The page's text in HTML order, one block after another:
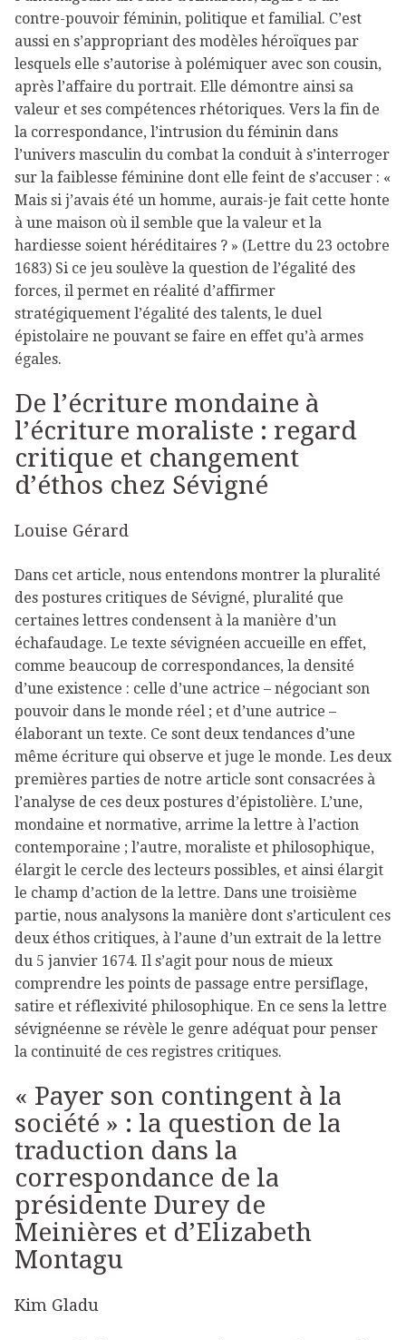
contre-pouvoir féminin, politique et familial. C’est
aussi en s’appropriant des modèles héroïques par
lesquels elle s’autorise à polémiquer avec son cousin,
après l’affaire du portrait. Elle démontre ainsi sa
valeur et ses compétences rhétoriques. Vers la fin de
la correspondance, l’intrusion du féminin dans
l’univers masculin du combat la conduit à s’interroger
sur la faiblesse féminine dont elle feint de s’accuser : «
Mais si j’avais été un homme, aurais-je fait cette honte
à une maison où il semble que la valeur et la
hardiesse soient héréditaires ? » (Lettre du 23 octobre
1683) Si ce jeu soulève la question de l’égalité des
forces, il permet en réalité d’affirmer
stratégiquement l’égalité des talents, le duel
épistolaire ne pouvant se faire en effet qu’à armes
égales.
De l’écriture mondaine à
l’écriture moraliste : regard
critique et changement
d’éthos chez Sévigné
Louise Gérard
Dans cet article, nous entendons montrer la pluralité
des postures critiques de Sévigné, pluralité que
certaines lettres condensent à la manière d’un
échafaudage. Le texte sévignéen accueille en effet,
comme beaucoup de correspondances, la densité
d’une existence : celle d’une actrice – négociant son
pouvoir dans le monde réel ; et d’une autrice –
élaborant un texte. Ce sont deux tendances d’une
même écriture qui observe et juge le monde. Les deux
premières parties de notre article sont consacrées à
l’analyse de ces deux postures d’épistolière. L’une,
mondaine et normative, arrime la lettre à l’action
contemporaine ; l’autre, moraliste et philosophique,
élargit le cercle des lecteurs possibles, et ainsi élargit
le champ d’action de la lettre. Dans une troisième
partie, nous analysons la manière dont s’articulent ces
deux éthos critiques, à l’aune d’un extrait de la lettre
du 5 janvier 1674. Il s’agit pour nous de mieux
comprendre les points de passage entre persiflage,
satire et réflexivité philosophique. En ce sens la lettre
sévignéenne se révèle le genre adéquat pour penser
la continuité de ces registres critiques.
« Payer son contingent à la
société » : la question de la
traduction dans la
correspondance de la
présidente Durey de
Meinières et d’Elizabeth
Montagu
Kim Gladu